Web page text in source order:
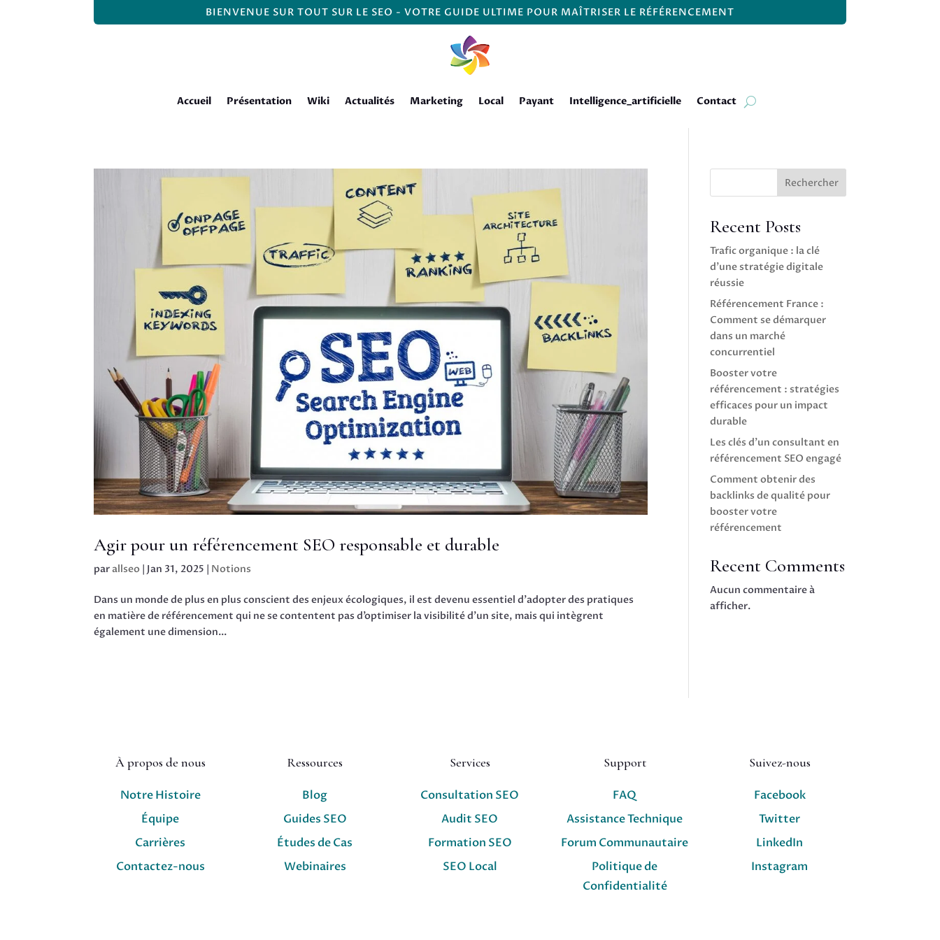
BIENVENUE SUR TOUT SUR LE SEO - VOTRE GUIDE ULTIME POUR MAÎTRISER LE RÉFÉRENCEMENT
Accueil Présentation Wiki Actualités Marketing Local Payant Intelligence_artificielle Contact
Agir pour un référencement SEO responsable et durable
parallseo | Jan 31, 2025 | Notions
Dans un monde de plus en plus conscient des enjeux écologiques, il est devenu essentiel d’adopter des pratiques
en matière de référencement qui ne se contentent pas d’optimiser la visibilité d’un site, mais qui intègrent
également une dimension...
Rechercher
Recent Posts
Trafic organique : la clé
d’une stratégie digitale
réussie
Référencement France :
Comment se démarquer
dans un marché
concurrentiel
Booster votre
référencement : stratégies
efficaces pour un impact
durable
Les clés d’un consultant en
référencement SEO engagé
Comment obtenir des
backlinks de qualité pour
booster votre
référencement
Recent Comments
Aucun commentaire à
afficher.
À propos de nous
Notre Histoire
Équipe
Carrières
Contactez-nous
Ressources
Blog
Guides SEO
Études de Cas
Webinaires
Services
Consultation SEO
Audit SEO
Formation SEO
SEO Local
Support
FAQ
Assistance Technique
Forum Communautaire
Politique de
Confidentialité
Suivez-nous
Facebook
Twitter
LinkedIn
Instagram